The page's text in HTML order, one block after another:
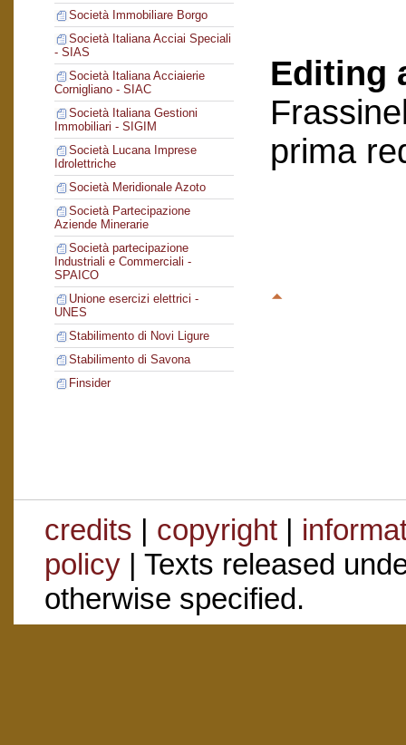
Società Immobiliare Borgo
Società Italiana Acciai Speciali
- SIAS
Società Italiana Acciaierie
Cornigliano - SIAC
Società Italiana Gestioni
Immobiliari - SIGIM
Società Lucana Imprese
Idrolettriche
Società Meridionale Azoto
Società Partecipazione
Aziende Minerarie
Società partecipazione
Industriali e Commerciali -
SPAICO
Unione esercizi elettrici -
UNES
Stabilimento di Novi Ligure
Stabilimento di Savona
Finsider
Editing
prima
credits | copyright|
policy| Texts released
otherwise specified.